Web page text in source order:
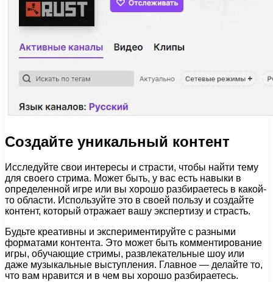
Создайте уникальный контент
Исследуйте свои интересы и страсти, чтобы найти тему
для своего стрима. Может быть, у вас есть навыки в
определенной игре или вы хорошо разбираетесь в какой-
то области. Используйте это в своей пользу и создайте
контент, который отражает вашу экспертизу и страсть.
Будьте креативны и экспериментируйте с разными
форматами контента. Это может быть комментирование
игры, обучающие стримы, развлекательные шоу или
даже музыкальные выступления. Главное — делайте то,
что вам нравится и в чем вы хорошо разбираетесь.